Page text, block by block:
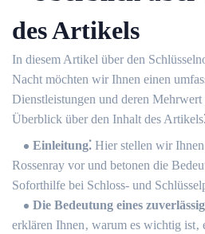
des Artikels
In diesem Artikel über den
Nacht möchten wir Ihnen einen
Dienstleistungen und deren
Überblick über den Inhalt des Artikels⁚
Einleitung⁚ Hier stellen wir
Rossenray vor und betonen die
Soforthilfe bei Schloss- und
Die Bedeutung eines
erklären Ihnen‚ warum es wichtig ist‚